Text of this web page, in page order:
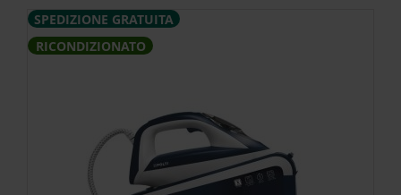
SPEDIZIONE GRATUITA
RICONDIZIONATO